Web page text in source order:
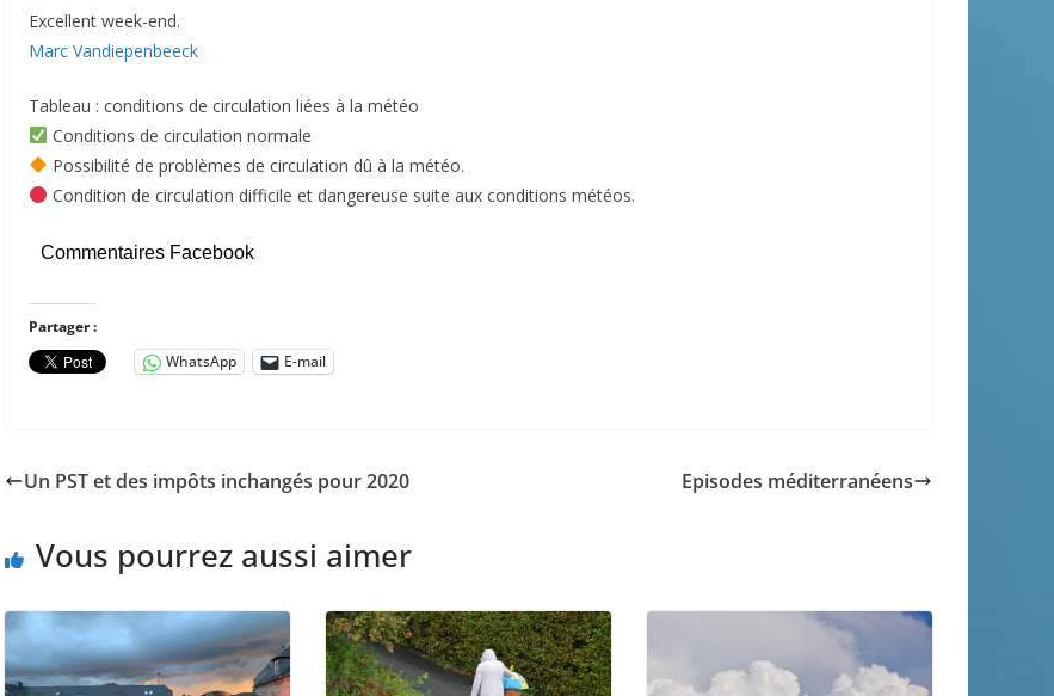
Excellent week-end.
Marc Vandiepenbeeck
Tableau : conditions de circulation liées à la météo
Conditions de circulation normale
Possibilité de problèmes de circulation dû à la météo.
Condition de circulation difficile et dangereuse suite aux conditions météos.
Commentaires Facebook
Partager :
WhatsApp
E-mail
Un PST et des impôts inchangés pour 2020 Episodes méditerranéens
Vous pourrez aussi aimer